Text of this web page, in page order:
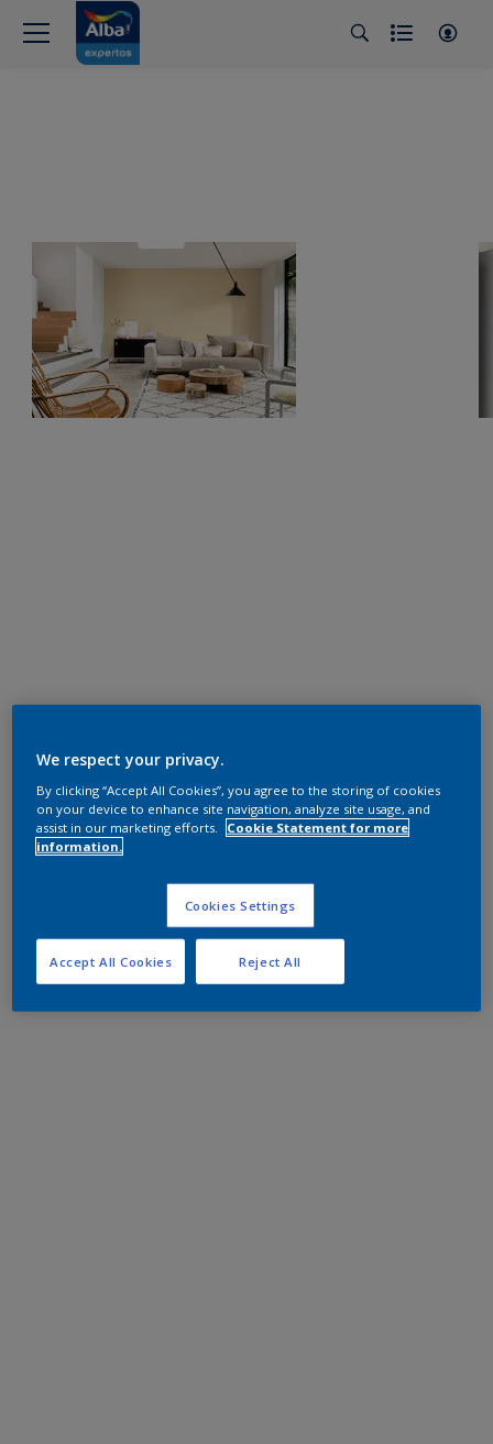
We respect your privacy.
By clicking “Accept All Cookies”, you agree to the storing of cookies
on your device to enhance site navigation, analyze site usage, and
assist in our marketing efforts.
Cookie Statement for more
information.
Cookies Settings
Reject All
Accept All Cookies